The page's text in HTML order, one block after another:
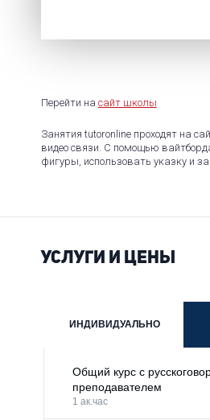
Перейти на сайт школы
Занятия tutoronline проходят на
видео связи. С помощью
фигуры, использовать указку и
УСЛУГИ И ЦЕНЫ
ИНДИВИДУАЛЬНО
Общий курс с
преподавателем
1 ак.час